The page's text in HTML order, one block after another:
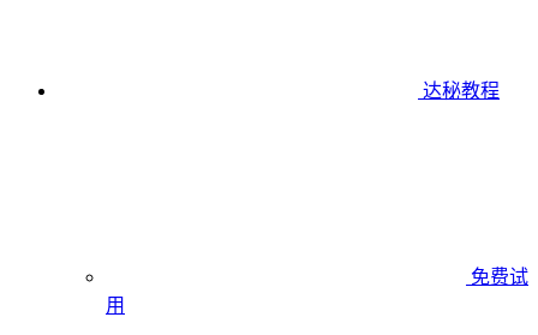
达秘教程
免费试
用